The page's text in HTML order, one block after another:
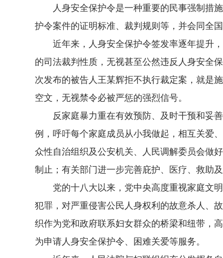
人身安全保护令是一种重要的民事强制措施
护令案件的证明标准、裁判规则等，并会同全
近年来，人身安全保护令签发率逐年提升，
的司法裁判性质，无视甚至公然违反人身安全
次发布的被告人王某辉拒不执行裁定案，就是
空文，无视禁令必被严惩的强烈信号。
反家庭暴力重在有效预防、及时干预和妥善
例，呼吁每个家庭成员从小我做起，相互关爱
众性自治组织及公安机关、人民调解委员会做
制止；有关部门进一步完善庇护、医疗、救助
党的十八大以来，党中央高度重视家庭文明
犯罪，对严重侵害公民人身权利的故意杀人、
织作为党和政府联系妇女群众的桥梁和纽带，
为申请人身安全保护令、困难关爱等服务。